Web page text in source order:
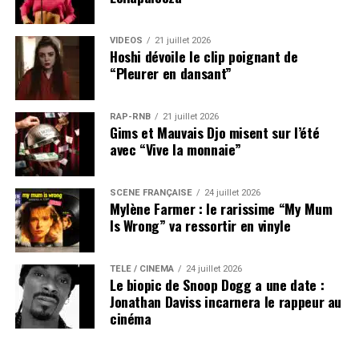
VIDEOS 21 juillet 2026
Hoshi dévoile le clip poignant de
“Pleurer en dansant”
RAP-RNB 21 juillet 2026
Gims et Mauvais Djo misent sur l’été
avec “Vive la monnaie”
SCÈNE FRANÇAISE 24 juillet 2026
Mylène Farmer : le rarissime “My Mum
Is Wrong” va ressortir en vinyle
TÉLÉ / CINÉMA 24 juillet 2026
Le biopic de Snoop Dogg a une date :
Jonathan Daviss incarnera le rappeur au
cinéma